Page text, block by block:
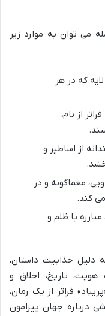
می توان به موارد زیر
لایه که در هر
از نام،
از اساطیر و
معماگونه و در
کند.
با ظلم و
دلیل جذابیت داستان،
تاریخ، اخلاق و
فراتر از یک رمان،
درباره جهان پیرامون